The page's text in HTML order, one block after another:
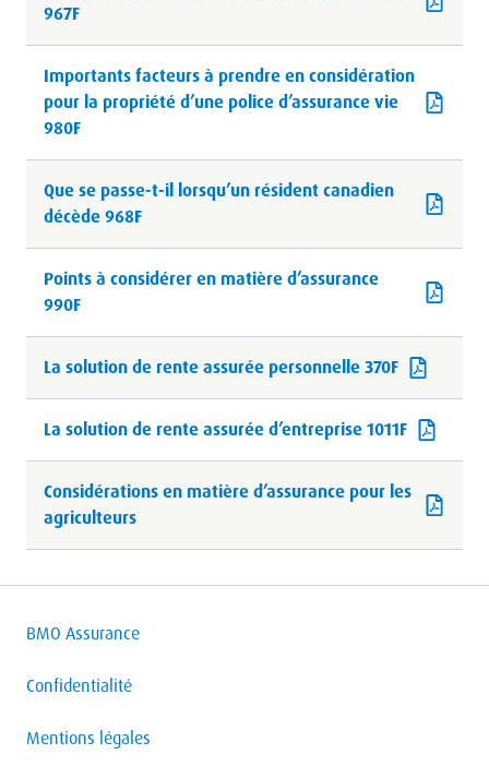
967F
Importants facteurs à prendre en considération
pour la propriété d’une police d’assurance vie
980F
Que se passe-t-il lorsqu’un résident canadien
décède 968F
Points à considérer en matière d’assurance
990F
La solution de rente assurée personnelle 370F
La solution de rente assurée d’entreprise 1011F
Considérations en matière d’assurance pour les
agriculteurs
BMO Assurance
Confidentialité
Mentions légales